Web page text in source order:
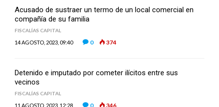
Acusado de sustraer un termo de un local comercial en
compañía de su familia
FISCALÍAS CAPITAL
14 AGOSTO, 2023, 09:40 0 374
Detenido e imputado por cometer ilícitos entre sus
vecinos
FISCALÍAS CAPITAL
11 AGOSTO, 2023, 12:28 0 346